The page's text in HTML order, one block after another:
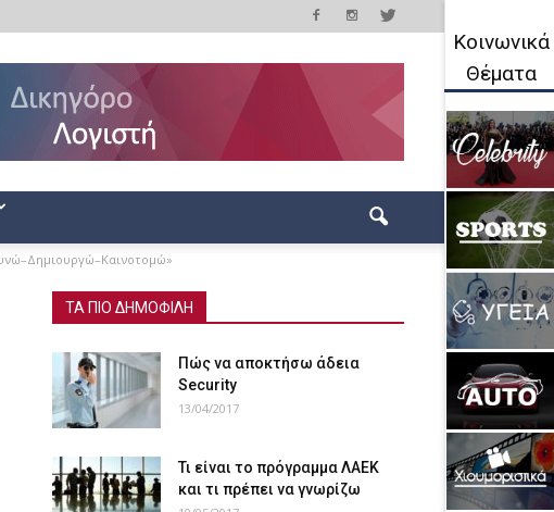
ΤΑ ΠΙΟ ΔΗΜΟΦΙΛΗ
Πώς να αποκτήσω άδεια
Security
13/04/2017
Τι είναι το πρόγραμμα ΛΑΕΚ
και τι πρέπει να γνωρίζω
Κοινωνικά
Θέματα